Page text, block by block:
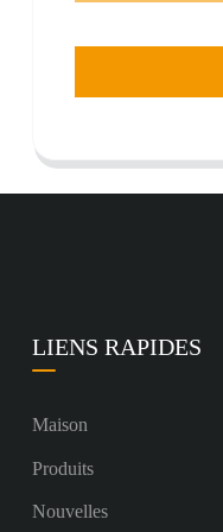
LIENS RAPIDES
Maison
Produits
Nouvelles